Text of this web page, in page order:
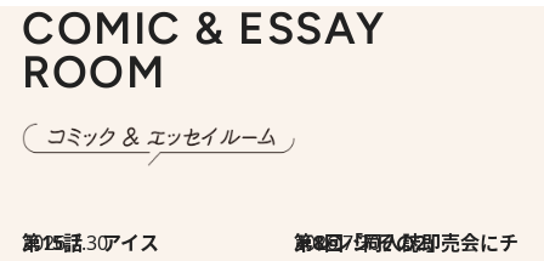
COMIC & ESSAY
ROOM
2026.7.30
第15話 アイス 2026.7.30
第8回「同人誌即売会にチャレンジ その2」